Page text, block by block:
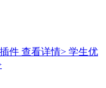
件 查看详情> 学生优